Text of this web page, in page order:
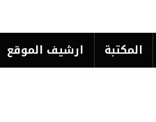
المكتبة ارشیف الموقع